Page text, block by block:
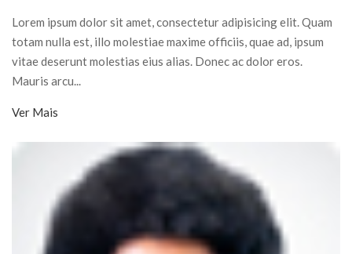
Lorem ipsum dolor sit amet, consectetur adipisicing elit. Quam
totam nulla est, illo molestiae maxime officiis, quae ad, ipsum
vitae deserunt molestias eius alias. Donec ac dolor eros.
Mauris arcu...
Ver Mais